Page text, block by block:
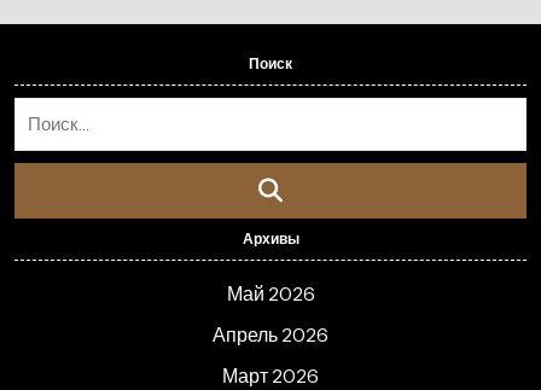
Поиск
Архивы
Май 2026
Апрель 2026
Март 2026